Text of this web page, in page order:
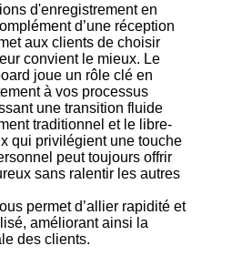
d'enregistrement en
d’une réception
aux clients de choisir
convient le mieux. Le
joue un rôle clé en
à vos processus
une transition fluide
traditionnel et le libre-
qui privilégient une touche
peut toujours offrir
sans ralentir les autres
permet d’allier rapidité et
améliorant ainsi la
des clients.